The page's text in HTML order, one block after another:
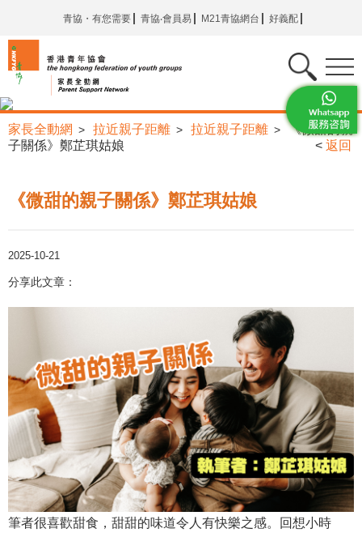
青協・有您需要 青協‧會員易 M21青協網台 好義配
家長全動網 > 拉近親子距離 > 拉近親子距離 >
《微甜的親
子關係》鄭芷琪姑娘
< 返回
《微甜的親子關係》鄭芷琪姑娘
2025-10-21
分享此文章：
筆者很喜歡甜食，甜甜的味道令人有快樂之感。回想小時